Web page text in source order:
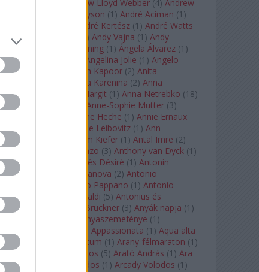
Tarkovszkij
Andrew Lloyd Webber (4) Andrew
Andrew Tyson (1 ) André Aciman (1 )
André Chenier
André Kertész (1 ) André Watts
1) Andris Nelsons ) Andy Vajna (1 ) Andy
Warhol
Anette Bening (1 ) Ángela Álvarez (1 )
Angela Lansbury
Angelina Jolie (1 ) Angelo
Badalamenti
Anish Kapoor (2) Anita
Anna Karenina (2) Anna
Karenyina
Anna Margit (1 ) Anna Netrebko (18)
Anna Vinnitskaya
Anne-Sophie Mutter (3)
Anne Heche (1 ) Annie Ernaux
Annie Leibovitz (1 ) Ann
Napolitano
Anselm Kiefer (1 ) Antal Imre (2)
Anthony Roth Costanzo (3) Anthony van Dyck (1 )
Antinous
Antoine és Désiré (1 ) Antonin
Dvorák
Antonio Canova (2) Antonio
Antonio Pappano (1 ) Antonio
Salieri
Antonio Vivaldi (5) Antonius és
Kleopátra
Anton Bruckner (3) Anyák napja (1 )
Anyaszemefénye (1 )
Appassionata (1 ) Aqua alta
Aquileia Aquincum (1 ) Arany-félmaraton (1 )
Aranytíz
Arany János (5) Arató András (1 ) Ara
Pacis
Arcadi Volodos (1 ) Arcady Volodos (1 )